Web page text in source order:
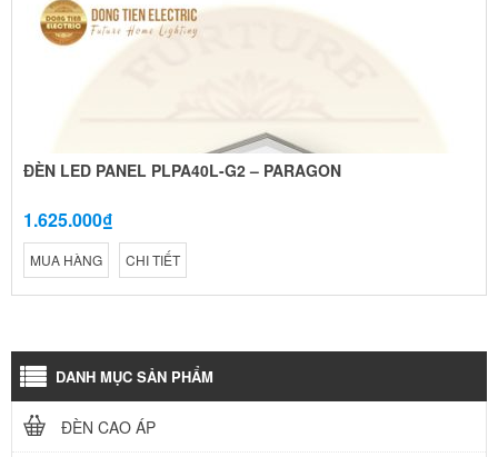
ĐÈN LED PANEL PLPA40L-G2 – PARAGON
1.625.000₫
MUA HÀNG CHI TIẾT
DANH MỤC SẢN PHẨM
ĐÈN CAO ÁP